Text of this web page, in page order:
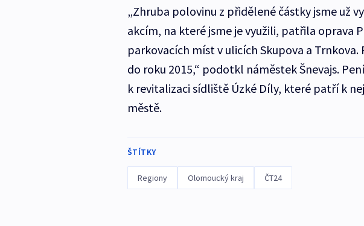
„Zhruba polovinu z přidělené částky jsme už
akcím, na které jsme je využili, patřila oprava
parkovacích míst v ulicích Skupova a
do roku 2015,“ podotkl náměstek Šnevajs.
k revitalizaci sídliště Úzké Díly, které patří k
městě.
ŠTÍTKY
Regiony Olomoucký kraj ČT24